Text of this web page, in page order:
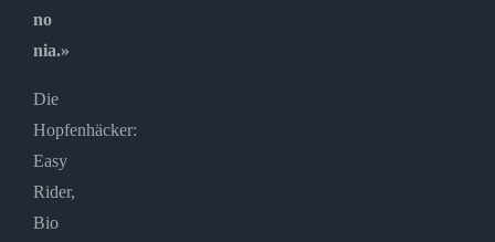
no
nia.»
Die
Hopfenhäcker:
Easy
Rider,
Bio